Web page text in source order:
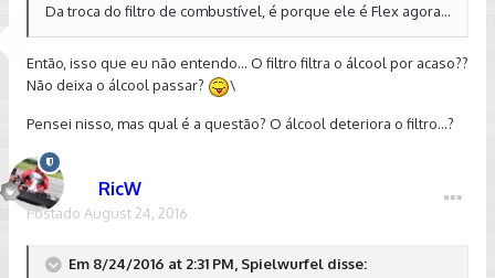
Da troca do filtro de combustível, é porque ele é Flex agora...
Então, isso que eu não entendo... O filtro filtra o álcool por acaso??
Não deixa o álcool passar?
\
Pensei nisso, mas qual é a questão? O álcool deteriora o filtro...?
RicW
Postado August 24, 2016
Em 8/24/2016 at 2:31 PM, Spielwurfel disse: